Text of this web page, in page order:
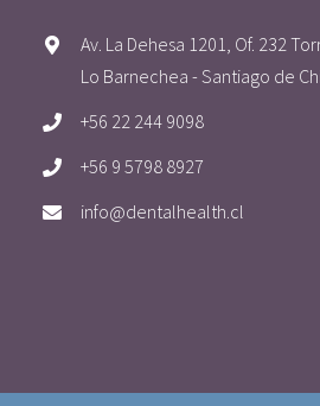
Av. La Dehesa 1201, Of. 232
Lo Barnechea - Santiago de
+56 22 244 9098
+56 9 5798 8927
info@dentalhealth.cl